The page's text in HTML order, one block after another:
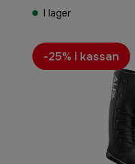
I lager
-25% i kassan